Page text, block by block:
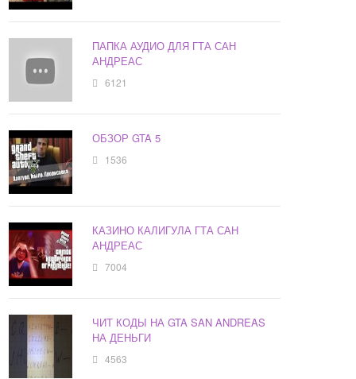
ПАПКА АУДИО ДЛЯ ГТА САН
АНДРЕАС
6121
ОБЗОР GTA 5
1536
КАЗИНО КАЛИГУЛА ГТА САН
АНДРЕАС
7004
ЧИТ КОДЫ НА GTA SAN ANDREAS
НА ДЕНЬГИ
4563